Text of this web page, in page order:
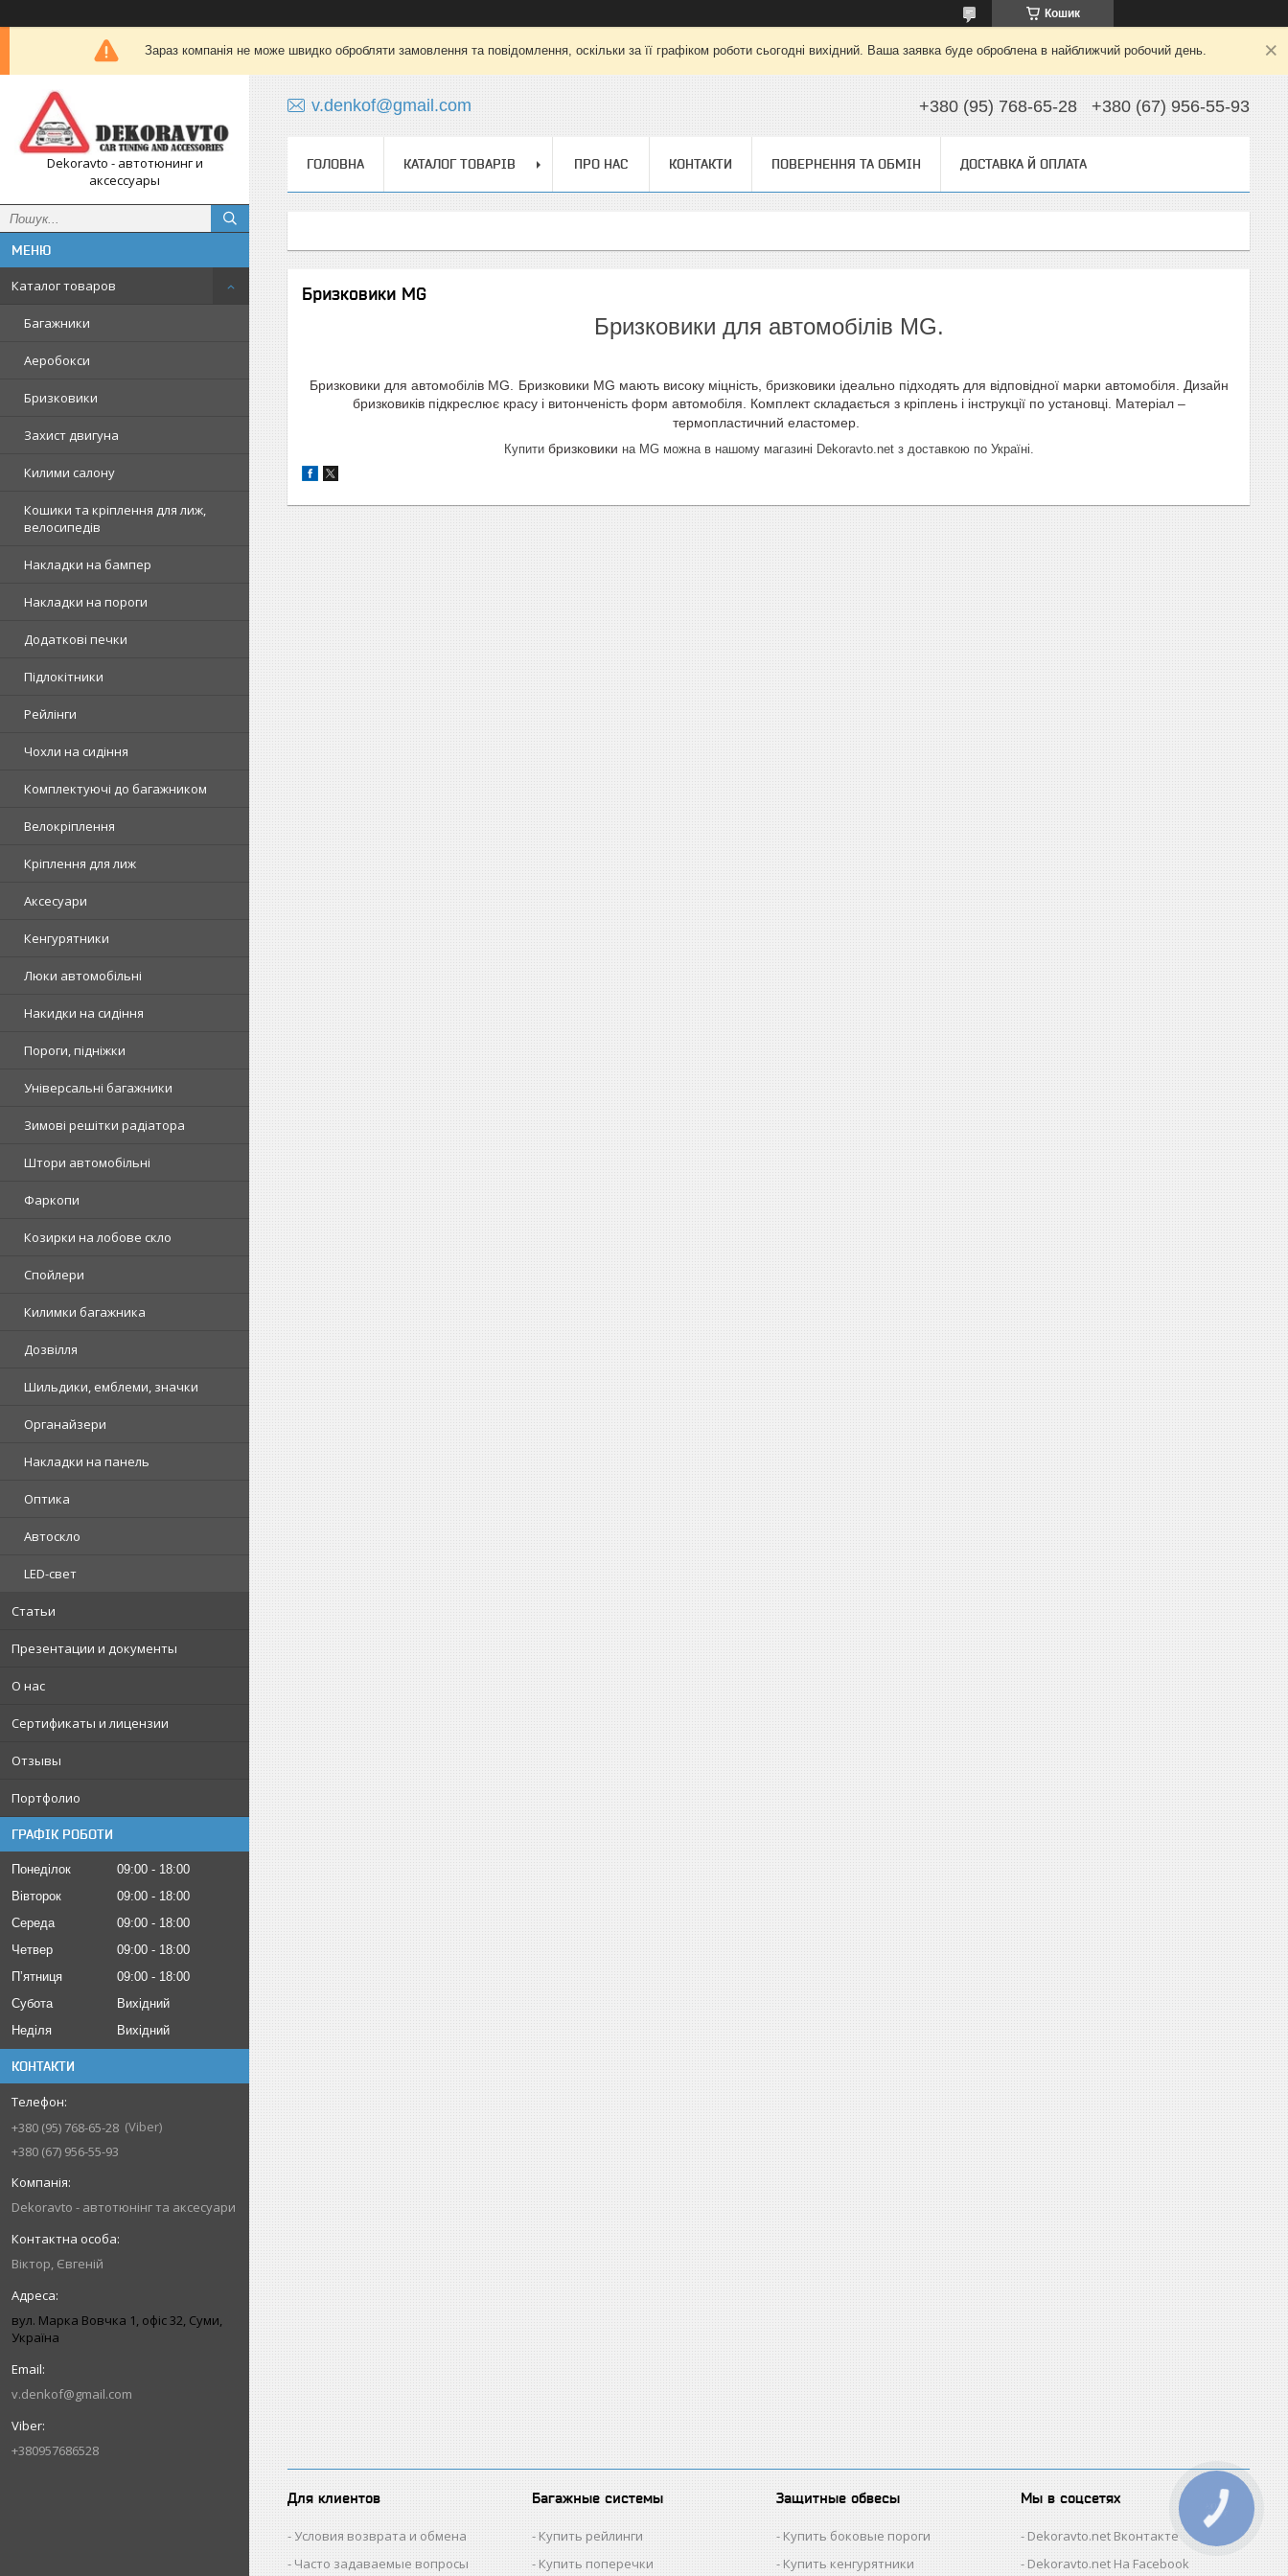
Кошик
Зараз компанія не може швидко обробляти замовлення та повідомлення, оскільки за її графіком роботи сьогодні вихідний. Ваша заявка буде оброблена в найближчий робочий день.
Dekoravto - автотюнинг и
аксессуары
Каталог товаров
Багажники
Аеробокси
Бризковики
Захист двигуна
Килими салону
Кошики та кріплення для лиж,
велосипедів
Накладки на бампер
Накладки на пороги
Додаткові печки
Підлокітники
Рейлінги
Чохли на сидіння
Комплектуючі до багажником
Велокріплення
Кріплення для лиж
Аксесуари
Кенгурятники
Люки автомобільні
Накидки на сидіння
Пороги, підніжки
Універсальні багажники
Зимові решітки радіатора
Штори автомобільні
Фаркопи
Козирки на лобове скло
Спойлери
Килимки багажника
Дозвілля
Шильдики, емблеми, значки
Органайзери
Накладки на панель
Оптика
Автоскло
LED-свет
Статьи
Презентации и документы
О нас
Сертификаты и лицензии
Отзывы
Портфолио
ГРАФІК РОБОТИ
Понеділок 09:00
18:00
Вівторок
09:00
18:00
Середа
09:00
18:00
Четвер
09:00
18:00
Пʼятниця
09:00
18:00
Субота
Вихідний
Неділя
Вихідний
КОНТАКТИ
+380 (95) 768-65-28 Viber
+380 (67) 956-55-93
Dekoravto - автотюнінг та аксесуари
Віктор, Євгеній
вул. Марка Вовчка 1, офіс 32, Суми,
Україна
v.denkof@gmail.com
+380957686528
v.denkof@gmail.com +380 (95) 768-65-28 +380 (67) 956-55-93
ГОЛОВНА КАТАЛОГ ТОВАРІВ ПРО НАС КОНТАКТИ ПОВЕРНЕННЯ ТА ОБМІН ДОСТАВКА Й ОПЛАТА
Бризковики MG
Бризковики для автомобілів MG.
Бризковики для автомобілів MG.
Бризковики MG мають високу міцність, бризковики ідеально підходять для відповідної марки автомобіля. Дизайн
бризковиків підкреслює красу і витонченість форм автомобіля. Комплект складається з кріплень і інструкції по установці. Матеріал –
термопластичний еластомер.
Купити бризковики на MG можна в нашому магазині Dekoravto.net з доставкою по Україні.
Для клиентов
Условия возврата и обмена
Часто задаваемые вопросы
Багажные системы
Купить рейлинги
Купить поперечки
Защитные обвесы
Купить боковые пороги
Купить кенгурятники
Мы в соцсетях
Dekoravto.net Вконтакте
Dekoravto.net На Facebook
КНОПКА
ЗВ'ЯЗКУ